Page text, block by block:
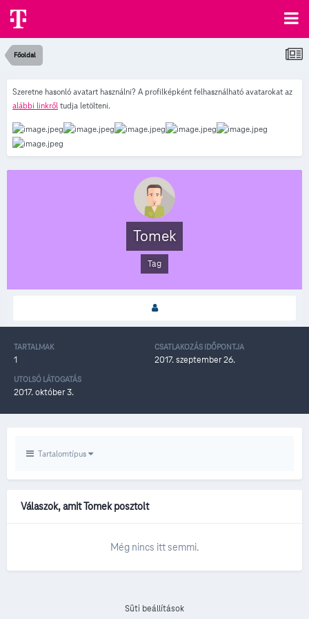
Főoldal
Szeretne hasonló avatart használni? A profilképként felhasználható avatarokat az
alábbi linkről tudja letölteni.
Tomek
Tag
TARTALMAK
1
CSATLAKOZÁS IDŐPONTJA
2017. szeptember 26.
UTOLSÓ LÁTOGATÁS
2017. október 3.
Tartalomtípus
Válaszok, amit Tomek posztolt
Még nincs itt semmi.
Süti beállítások